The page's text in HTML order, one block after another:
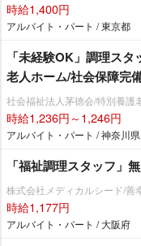
時給1,400円
アルバイト・パート / 東京都
「未経験OK」調理ス
老人ホーム/社会保障完
社会福祉法人茅徳会/特別養護
時給1,236円～1,246円
アルバイト・パート / 神奈川県
「福祉調理スタッフ」
株式会社メディカルシード/善
時給1,177円
アルバイト・パート / 大阪府